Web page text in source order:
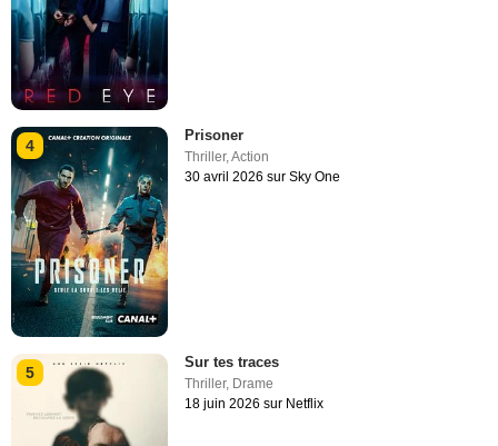
4
Prisoner
Thriller,Action
30 avril 2026 sur Sky One
5
Sur tes traces
Thriller, Drame
18 juin 2026 sur Netflix